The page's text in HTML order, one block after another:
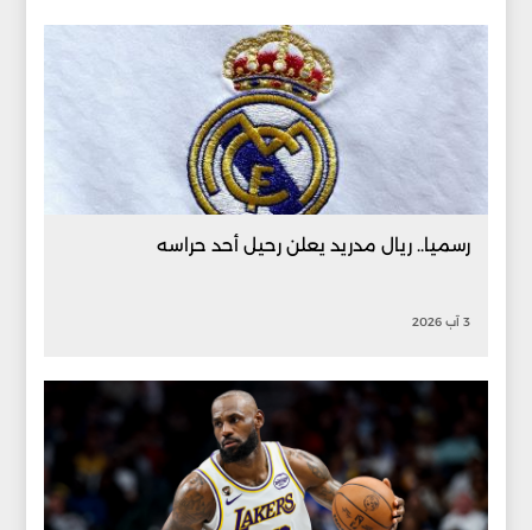
رسميا.. ريال مدريد يعلن رحيل أحد حراسه
3 آب 2026